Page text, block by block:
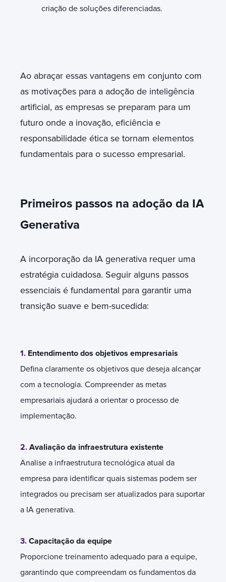
criação de soluções diferenciadas.
Ao abraçar essas vantagens em conjunto com
as motivações para a adoção de inteligência
artificial, as empresas se preparam para um
futuro onde a inovação, eficiência e
responsabilidade ética se tornam elementos
fundamentais para o sucesso empresarial.
Primeiros passos na adoção da IA
Generativa
A incorporação da IA generativa requer uma
estratégia cuidadosa. Seguir alguns passos
essenciais é fundamental para garantir uma
transição suave e bem-sucedida:
1. Entendimento dos objetivos empresariais
Defina claramente os objetivos que deseja alcançar
com a tecnologia. Compreender as metas
empresariais ajudará a orientar o processo de
implementação.
2. Avaliação da infraestrutura existente
Analise a infraestrutura tecnológica atual da
empresa para identificar quais sistemas podem ser
integrados ou precisam ser atualizados para suportar
a IA generativa.
3. Capacitação da equipe
Proporcione treinamento adequado para a equipe,
garantindo que compreendam os fundamentos da